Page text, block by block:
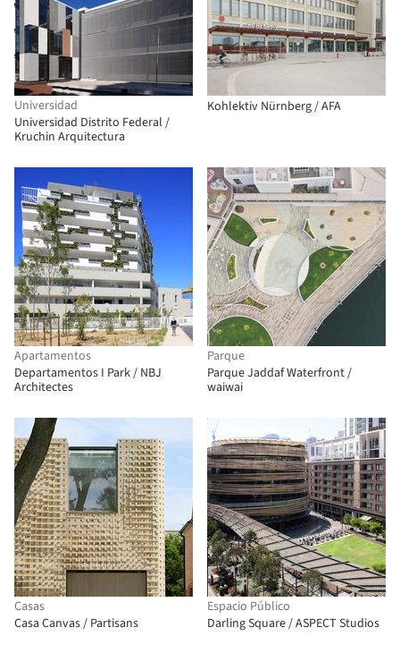
Universidad
Universidad Distrito Federal /
Kruchin Arquitectura
Kohlektiv Nürnberg / AFA
Apartamentos
Departamentos I Park / NBJ
Architectes
Parque
Parque Jaddaf Waterfront /
waiwai
Casas
Casa Canvas / Partisans
Espacio Público
Darling Square / ASPECT Studios